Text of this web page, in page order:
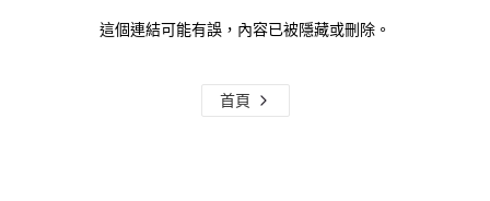
這個連結可能有誤，內容已被隱藏或刪除。
首頁